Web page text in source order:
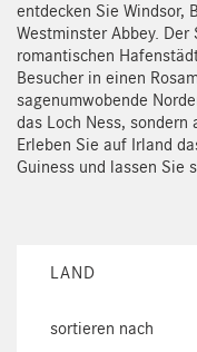
entdecken Sie Windsor,
Westminster Abbey.
romantischen
Besucher in einen
sagenumwobende
das Loch Ness,
Erleben Sie auf Irland
Guiness und lassen Sie
LAND
sortieren nach